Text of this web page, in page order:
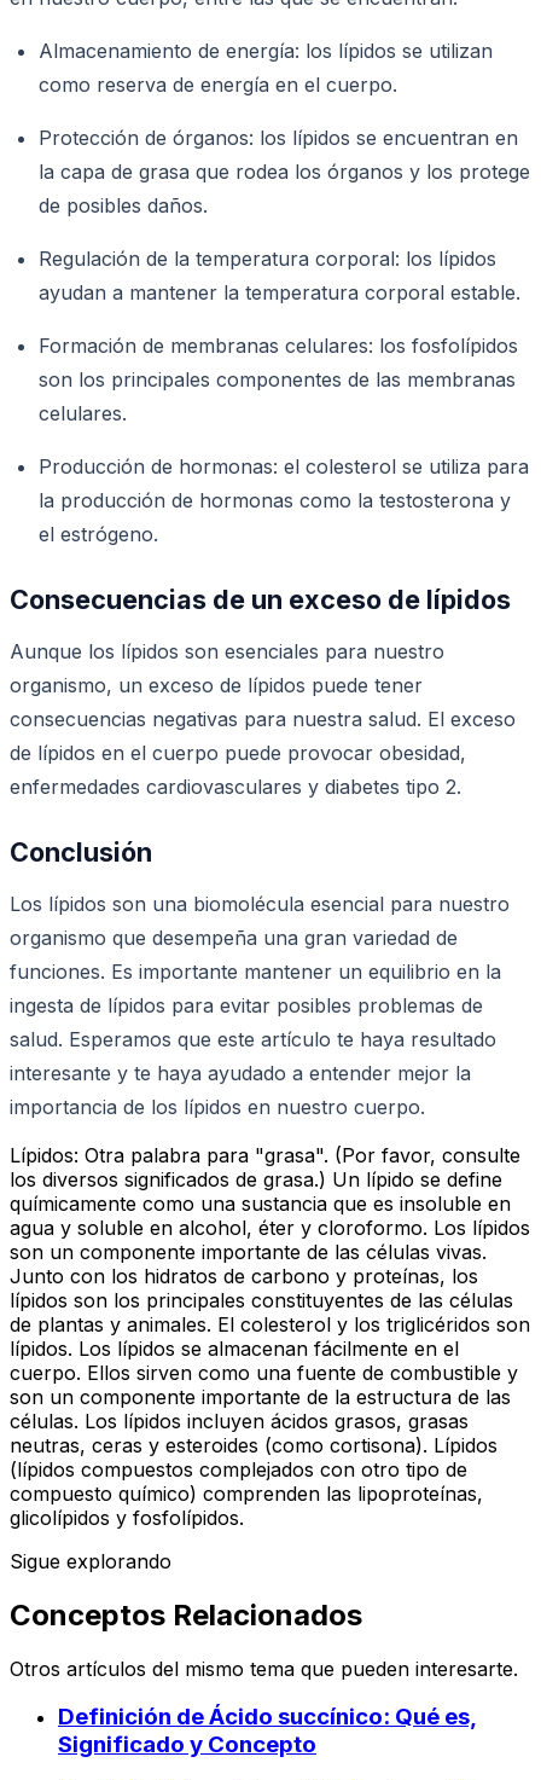
Almacenamiento de energía: los lípidos se utilizan
como reserva de energía en el cuerpo.
Protección de órganos: los lípidos se encuentran en
la capa de grasa que rodea los órganos y los protege
de posibles daños.
Regulación de la temperatura corporal: los lípidos
ayudan a mantener la temperatura corporal estable.
Formación de membranas celulares: los fosfolípidos
son los principales componentes de las membranas
celulares.
Producción de hormonas: el colesterol se utiliza para
la producción de hormonas como la testosterona y
el estrógeno.
Consecuencias de un exceso de lípidos
Aunque los lípidos son esenciales para nuestro
organismo, un exceso de lípidos puede tener
consecuencias negativas para nuestra salud. El exceso
de lípidos en el cuerpo puede provocar obesidad,
enfermedades cardiovasculares y diabetes tipo 2.
Conclusión
Los lípidos son una biomolécula esencial para nuestro
organismo que desempeña una gran variedad de
funciones. Es importante mantener un equilibrio en la
ingesta de lípidos para evitar posibles problemas de
salud. Esperamos que este artículo te haya resultado
interesante y te haya ayudado a entender mejor la
importancia de los lípidos en nuestro cuerpo.
Lípidos: Otra palabra para "grasa". (Por favor, consulte
los diversos significados de grasa.) Un lípido se define
químicamente como una sustancia que es insoluble en
agua y soluble en alcohol, éter y cloroformo. Los lípidos
son un componente importante de las células vivas.
Junto con los hidratos de carbono y proteínas, los
lípidos son los principales constituyentes de las células
de plantas y animales. El colesterol y los triglicéridos son
lípidos. Los lípidos se almacenan fácilmente en el
cuerpo. Ellos sirven como una fuente de combustible y
son un componente importante de la estructura de las
células. Los lípidos incluyen ácidos grasos, grasas
neutras, ceras y esteroides (como cortisona). Lípidos
(lípidos compuestos complejados con otro tipo de
compuesto químico) comprenden las lipoproteínas,
glicolípidos y fosfolípidos.
Sigue explorando
Conceptos Relacionados
Otros artículos del mismo tema que pueden interesarte.
Definición de Ácido succínico: Qué es,
Significado y Concepto